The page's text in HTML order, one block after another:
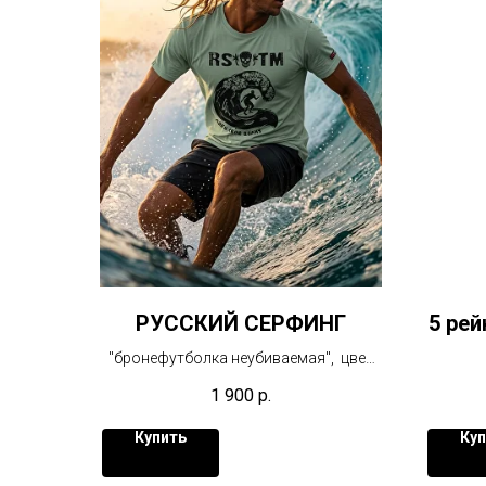
РУССКИЙ СЕРФИНГ
"бронефутболка неубиваемая", цвет
1 900 р.
Купить
5